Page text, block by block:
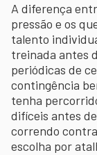
A diferença
pressão e os
talento
treinada antes
periódicas de
contingência
tenha
difíceis antes
correndo
escolha por